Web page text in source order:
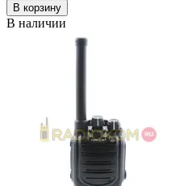
В корзину
В наличии